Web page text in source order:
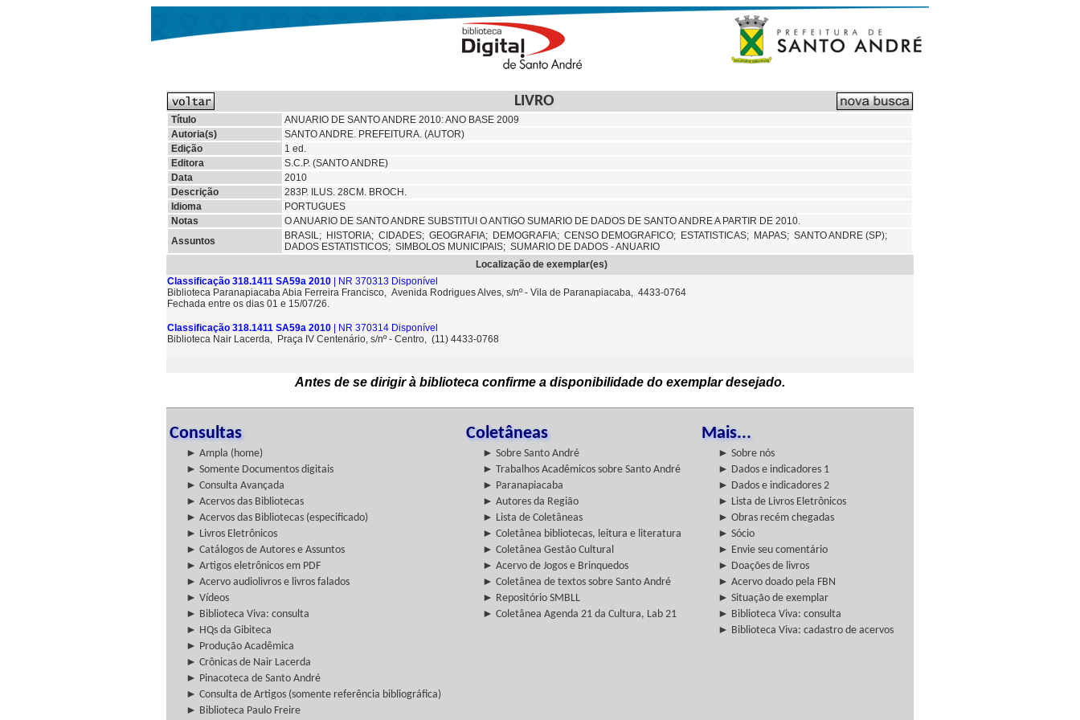
LIVRO
Título
ANUARIO DE SANTO ANDRE 2010: ANO BASE 2009
Autoria(s)
SANTO ANDRE. PREFEITURA. (AUTOR)
Edição
1 ed.
Editora
S.C.P. (SANTO ANDRE)
Data
2010
Descrição
283P. ILUS. 28CM. BROCH.
Idioma
PORTUGUES
Notas
O ANUARIO DE SANTO ANDRE SUBSTITUI O ANTIGO SUMARIO DE DADOS DE SANTO ANDRE A PARTIR DE 2010.
Assuntos
BRASIL; HISTORIA; CIDADES; GEOGRAFIA; DEMOGRAFIA; CENSO DEMOGRAFICO; ESTATISTICAS; MAPAS; SANTO ANDRE (SP);
DADOS ESTATISTICOS; SIMBOLOS MUNICIPAIS; SUMARIO DE DADOS - ANUARIO
Localização de exemplar(es)
Classificação 318.1411 SA59a 2010 | NR 370313 Disponível
Biblioteca Paranapiacaba Abia Ferreira Francisco, Avenida Rodrigues Alves, s/nº - Vila de Paranapiacaba, 4433-0764
Fechada entre os dias 01 e 15/07/26.
Classificação 318.1411 SA59a 2010 | NR 370314 Disponível
Biblioteca Nair Lacerda, Praça IV Centenário, s/nº - Centro, (11) 4433-0768
Antes de se dirigir à biblioteca confirme a disponibilidade do exemplar desejado.
Consultas Coletâneas Mais...
► Ampla (home) ► Sobre Santo André
► Sobre nós
► Somente Documentos digitais
► Trabalhos Acadêmicos sobre Santo André
► Dados e indicadores 1
► Consulta Avançada
► Paranapiacaba
► Dados e indicadores 2
► Acervos das Bibliotecas
► Autores da Região
► Lista de Livros Eletrônicos
► Acervos das Bibliotecas (especificado)
► Lista de Coletâneas
► Obras recém chegadas
► Livros Eletrônicos
► Coletânea bibliotecas, leitura e literatura
► Sócio
► Catálogos de Autores e Assuntos
► Coletânea Gestão Cultural
► Envie seu comentário
► Artigos eletrônicos em PDF
► Acervo de Jogos e Brinquedos
► Doações de livros
► Acervo audiolivros e livros falados
► Coletânea de textos sobre Santo André
► Acervo doado pela FBN
► Vídeos
► Repositório SMBLL
► Situação de exemplar
► Biblioteca Viva: consulta
► Coletânea Agenda 21 da Cultura, Lab 21
► Biblioteca Viva: consulta
► HQs da Gibiteca
► Biblioteca Viva: cadastro de acervos
► Produção Acadêmica
► Crônicas de Nair Lacerda
► Pinacoteca de Santo André
► Consulta de Artigos (somente referência bibliográfica)
► Biblioteca Paulo Freire